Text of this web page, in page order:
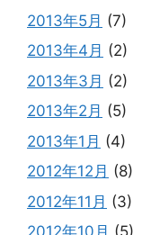
2013年5月 (7)
2013年4月 (2)
2013年3月 (2)
2013年2月 (5)
2013年1月 (4)
2012年12月 (8)
2012年11月 (3)
2012年10月 (5)